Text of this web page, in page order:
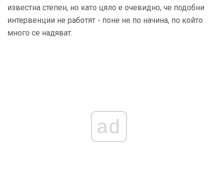
известна степен, но като цяло е очевидно, че подобни
интервенции не работят - поне не по начина, по който
много се надяват.
ad